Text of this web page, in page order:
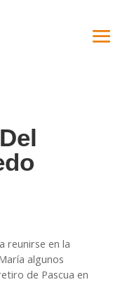
reunirse en la
algunos
de Pascua en